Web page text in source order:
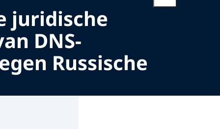
juridische
DNS-
Russische